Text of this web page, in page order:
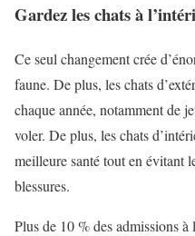
Gardez les chats à
Ce seul changement crée
faune. De plus, les chats
chaque année, notamment de
voler. De plus, les chats
meilleure santé tout en évitant
blessures.
Plus de 10 % des admissions